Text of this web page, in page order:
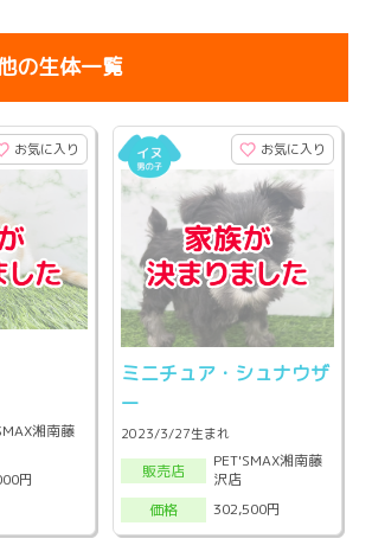
の生体一覧
お気に入り
湘南藤
円
お気に入り
ミニチュア・シュナウザ
ー
2023/3/27生まれ
販売店
PET'SMAX湘南藤
沢店
価格
302,500円